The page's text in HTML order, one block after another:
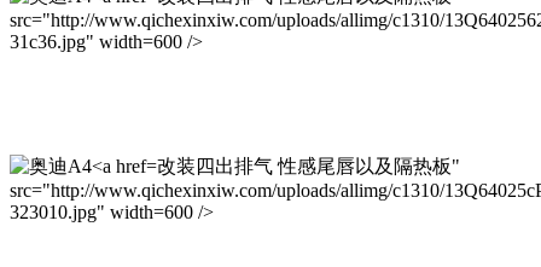
src="http://www.qichexinxiw.com/uploads/allimg/c1310/
31c36.jpg" width=600 />
改装四出排气 性感尾唇以及隔热板"
src="http://www.qichexinxiw.com/uploads/allimg/c1310/
323010.jpg" width=600 />